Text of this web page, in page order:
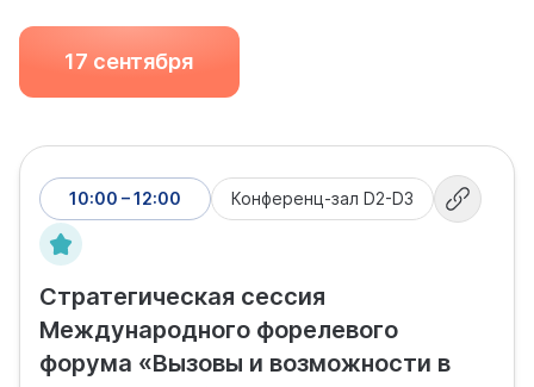
17 сентября
10:00 – 12:00 Конференц-зал D2-D3
Стратегическая сессия
Международного форелевого
форума «Вызовы и возможности в